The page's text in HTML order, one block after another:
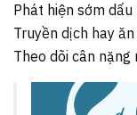
Phát hiện sớm
Truyền dịch hay
Theo dõi cân